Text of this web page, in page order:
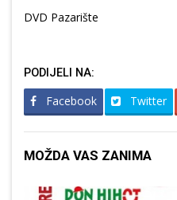
DVD Pazarište
PODIJELI NA:
Facebook Twitter
MOŽDA VAS ZANIMA